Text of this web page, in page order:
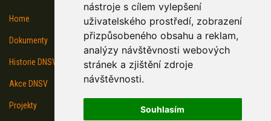
nástroje s cílem vylepšení
uživatelského prostředí, zobrazení
přizpůsobeného obsahu a reklam,
analýzy návštěvnosti webových
stránek a zjištění zdroje
návštěvnosti.
Souhlasím
Home
Dokumenty
Historie DNSV
Akce DNSV
Projekty